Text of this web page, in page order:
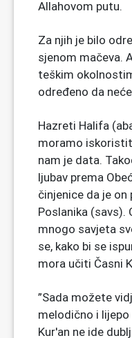
Allahovom putu.
Za njih je bilo
sjenom mačeva.
teškim
određeno da
Hazreti Halifa
moramo
nam je data.
ljubav prema
činjenice da je
Poslanika (savs).
mnogo savjeta
se, kako bi se
mora učiti Časni
”Sada možete
melodično i lijepo
Kur'an ne ide